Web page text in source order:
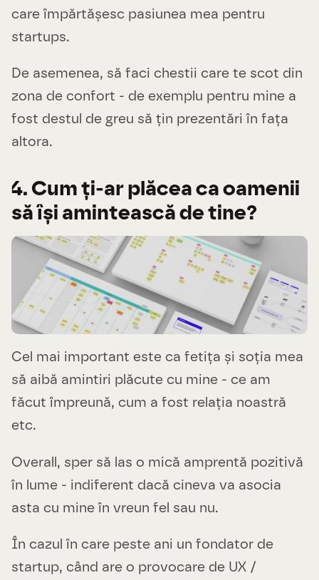
care împărtășesc pasiunea mea pentru
startups.
De asemenea, să faci chestii care te scot din
zona de confort - de exemplu pentru mine a
fost destul de greu să țin prezentări în fața
altora.
4. Cum ți-ar plăcea ca oamenii
să își amintească de tine?
Cel mai important este ca fetița și soția mea
să aibă amintiri plăcute cu mine - ce am
făcut împreună, cum a fost relația noastră
etc.
Overall, sper să las o mică amprentă pozitivă
în lume - indiferent dacă cineva va asocia
asta cu mine în vreun fel sau nu.
În cazul în care peste ani un fondator de
startup, când are o provocare de UX /